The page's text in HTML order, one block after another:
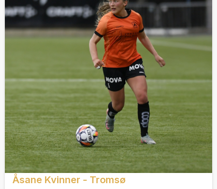
Åsane Kvinner - Tromsø